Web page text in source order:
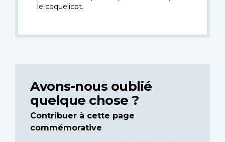
le coquelicot.
Avons-nous oublié
quelque chose ?
Contribuer à cette page
commémorative